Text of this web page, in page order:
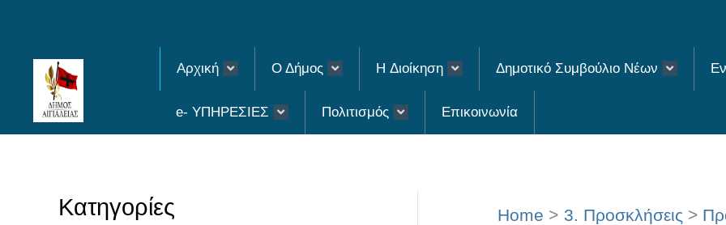
content
Αρχική Ο Δήμος H Διοίκηση Δημοτικό Συμβούλιο Νέων
e- ΥΠΗΡΕΣΙΕΣ Πολιτισμός Επικοινωνία
Κατηγορίες Home 3. Προσκλήσεις